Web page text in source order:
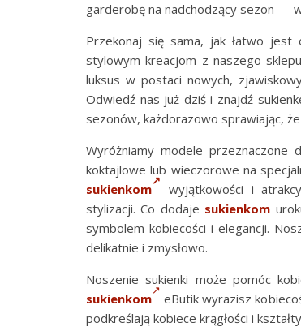
garderobę na nadchodzący sezon —
Przekonaj się sama, jak łatwo
stylowym kreacjom z naszego
luksus w postaci nowych,
Odwiedź nas już dziś i znajdź
sezonów, każdorazowo sprawiając,
Wyróżniamy modele przeznaczone
koktajlowe lub wieczorowe na
sukienkom
wyjątkowości i
stylizacji. Co dodaje sukienkom
symbolem kobiecości i elegancji.
delikatnie i zmysłowo.
Noszenie sukienki może pomóc
sukienkom
eButik wyrazisz
podkreślają kobiece krągłości i